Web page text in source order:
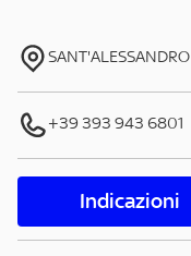
SANT'ALESSANDRO
+39 393 943 6801
Indicazioni